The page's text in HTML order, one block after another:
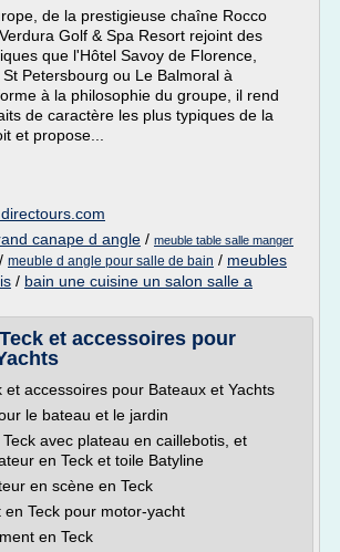
de la prestigieuse chaîne Rocco
Golf & Spa Resort rejoint des
que l'Hôtel Savoy de Florence,
Petersbourg ou Le Balmoral à
à la philosophie du groupe, il rend
de caractère les plus typiques de la
et propose...
canape d angle / meuble table salle manger
/ meuble d angle pour salle de bain / meubles
/ bain une cuisine un salon salle a
et accessoires pour
et accessoires pour Bateaux et Yachts
le bateau et le jardin
avec plateau en caillebotis, et
en Teck et toile Batyline
en scène en Teck
en Teck pour motor-yacht
en Teck